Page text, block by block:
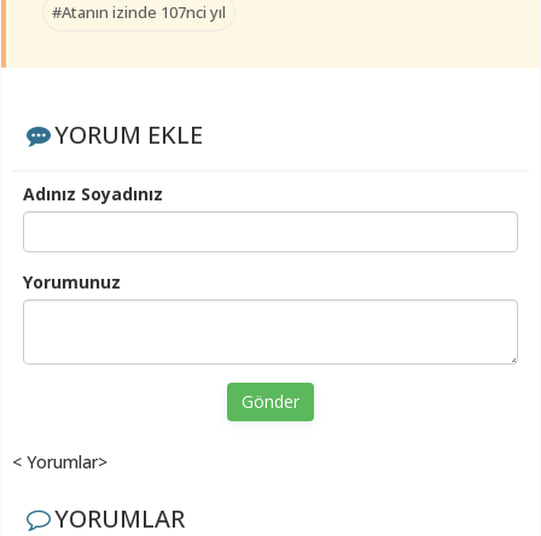
#Atanın izinde 107nci yıl
YORUM EKLE
Adınız Soyadınız
Yorumunuz
Gönder
< Yorumlar>
YORUMLAR